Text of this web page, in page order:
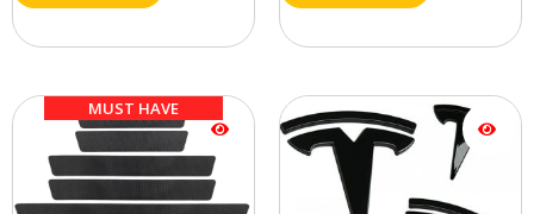
MUST HAVE
Den
här
produkten